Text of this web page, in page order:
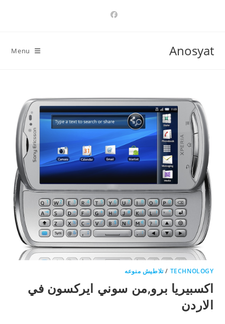
Anosyat
Menu
TECHNOLOGY
/تلاطيش منوعه
اكسبيريا برو,من سوني ايركسون في
الاردن